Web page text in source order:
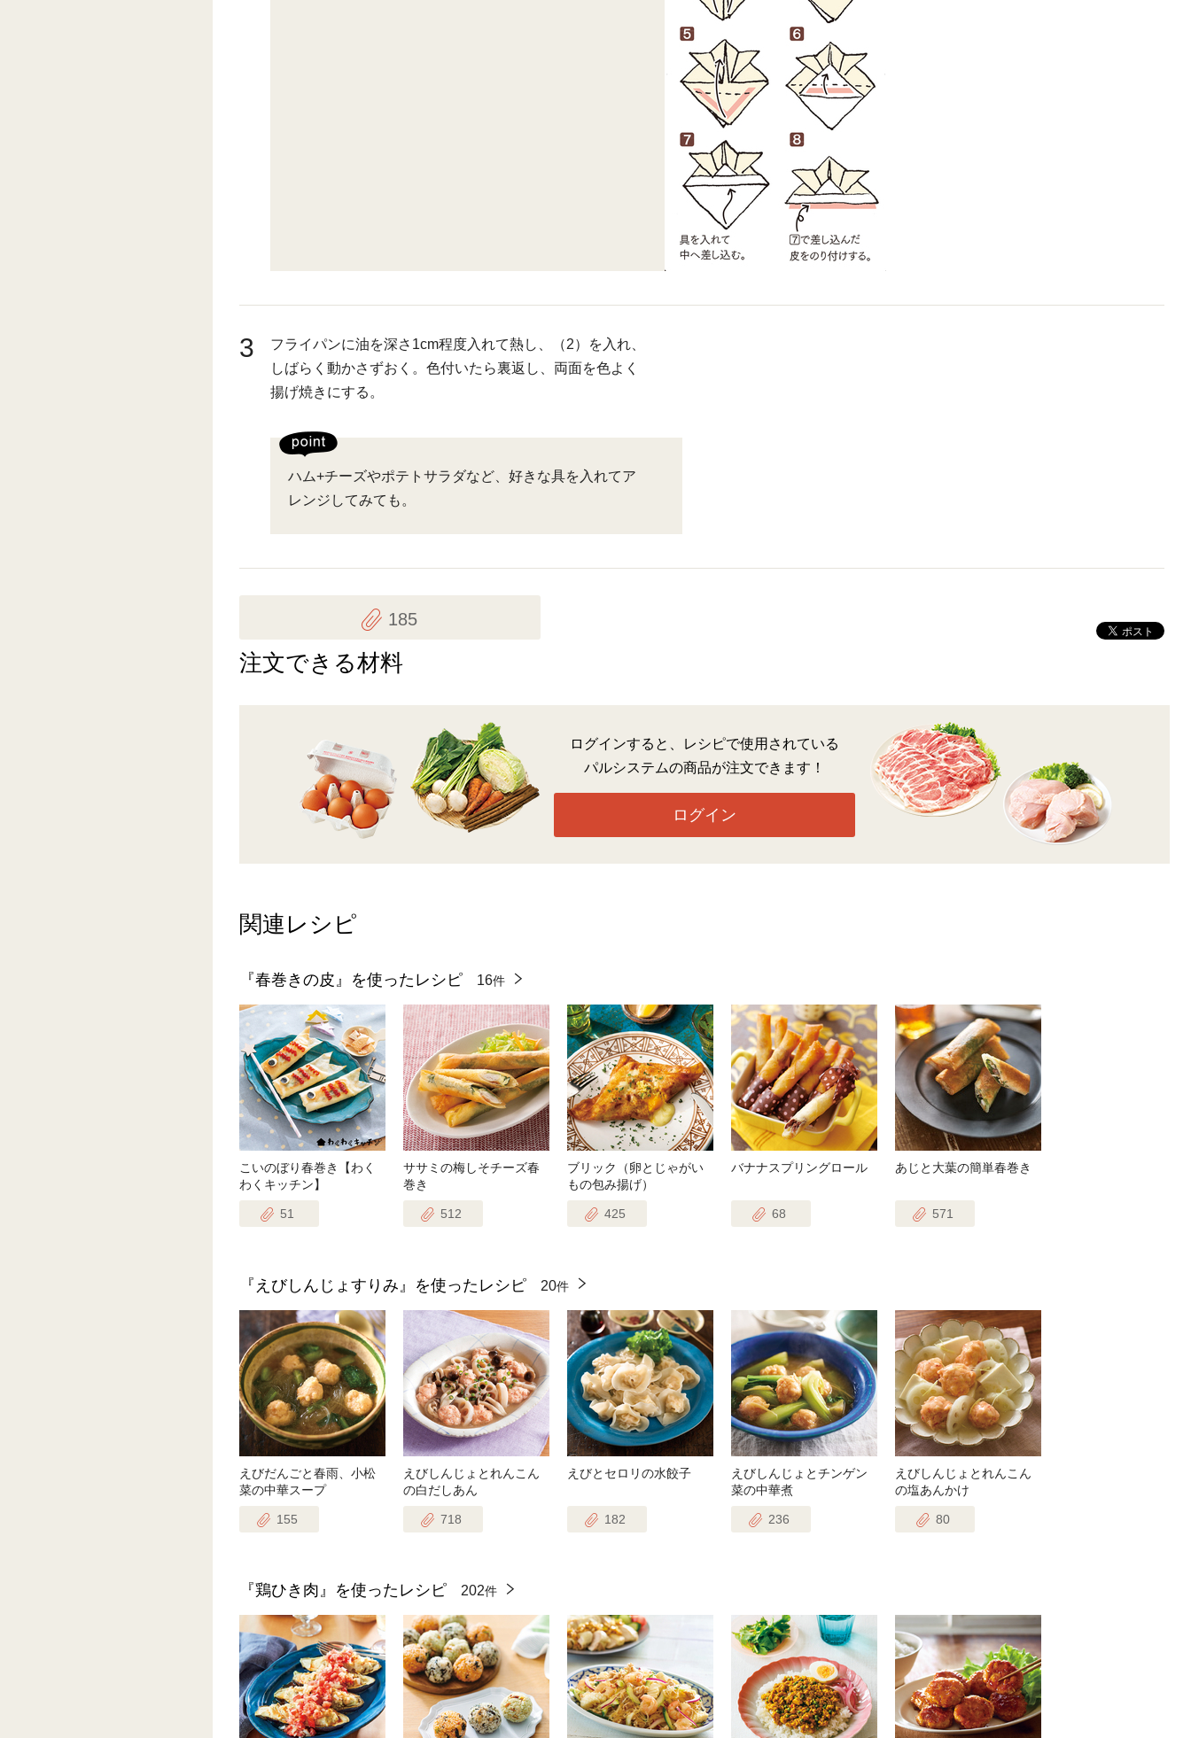
3
フライパンに油を深さ1cm程度入れて熱し、（2）を入れ、
しばらく動かさずおく。色付いたら裏返し、両面を色よく
揚げ焼きにする。
ハム+チーズやポテトサラダなど、好きな具を入れてア
レンジしてみても。
185
注文できる材料
ログインすると、レシピで使用されている
パルシステムの商品が注文できます！
ログイン
関連レシピ
『春巻きの皮』を使ったレシピ 16件
こいのぼり春巻き【わく
わくキッチン】
51
ササミの梅しそチーズ春
巻き
512
ブリック（卵とじゃがい
もの包み揚げ）
425
バナナスプリングロール
68
あじと大葉の簡単春巻き
571
『えびしんじょすりみ』を使ったレシピ 20件
えびだんごと春雨、小松
菜の中華スープ
155
えびしんじょとれんこん
の白だしあん
718
えびとセロリの水餃子
182
えびしんじょとチンゲン
菜の中華煮
236
えびしんじょとれんこん
の塩あんかけ
80
『鶏ひき肉』を使ったレシピ 202件